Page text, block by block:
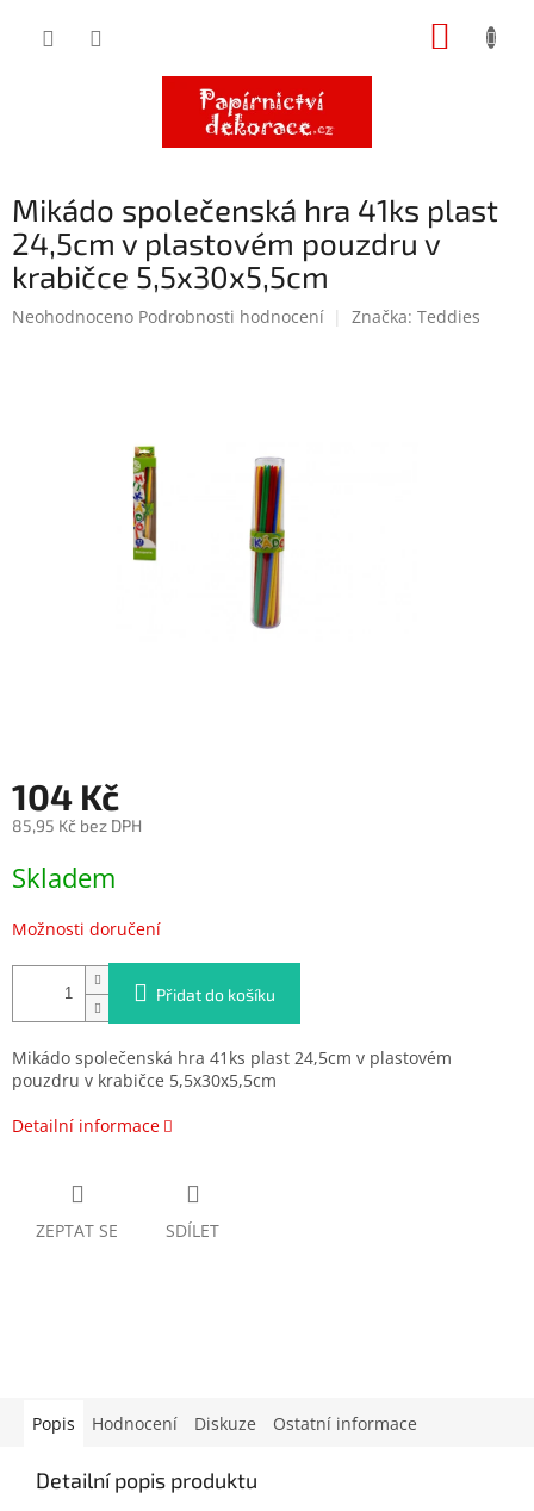
Mikádo společenská hra 41ks plast
24,5cm v plastovém pouzdru v
krabičce 5,5x30x5,5cm
Průměrné
Neohodnoceno Podrobnosti hodnocení Značka: Teddies
104 Kč
85,95 Kč bez DPH
cena:
Skladem
Možnosti doručení
Přidat do košíku
Mikádo společenská hra 41ks plast 24,5cm v plastovém
pouzdru v krabičce 5,5x30x5,5cm
Detailní informace
ZEPTAT SE SDÍLET
Popis Hodnocení Diskuze Ostatní informace
Detailní popis produktu